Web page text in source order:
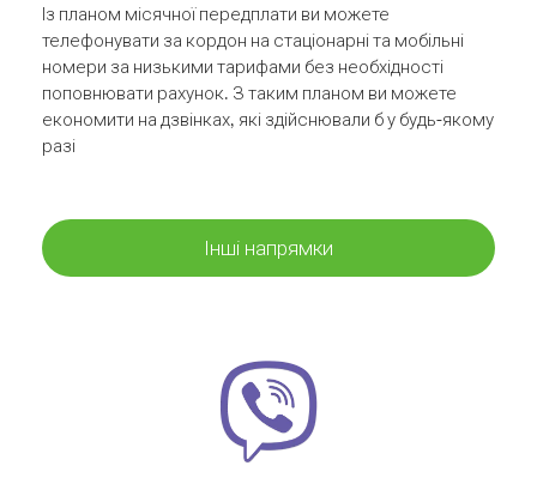
Із планом місячної передплати ви можете
телефонувати за кордон на стаціонарні та мобільні
номери за низькими тарифами без необхідності
поповнювати рахунок. З таким планом ви можете
економити на дзвінках, які здійснювали б у будь-якому
разі
Інші напрямки